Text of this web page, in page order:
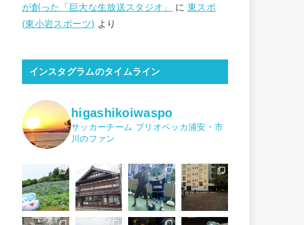
が創った「巨大な生放送スタジオ」
に 東スポ
(東小岩スポーツ) より
インスタグラムのタイムライン
higashikoiwaspo
サッカーチーム ブリオベッカ浦安・市
川のファン